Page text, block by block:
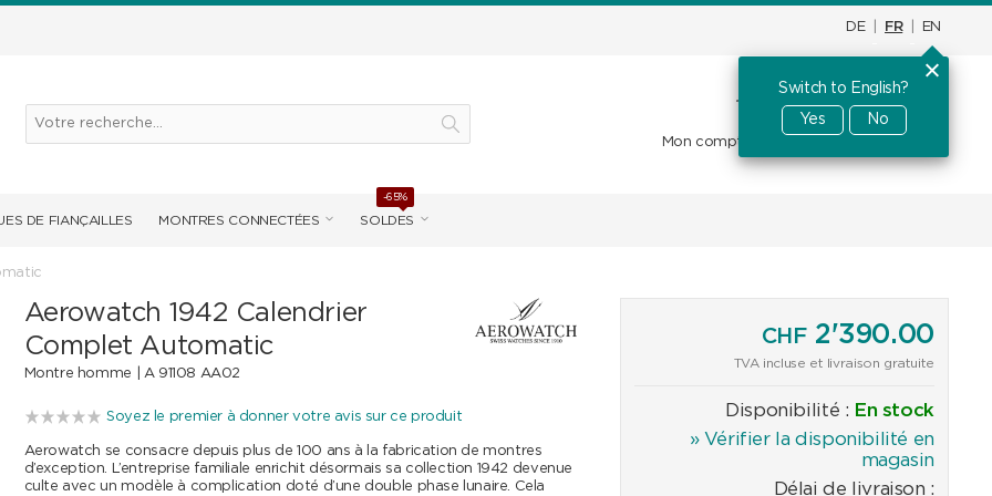
DE FR EN
Switch to English?
Yes
No
Panier d'achat CHF0.00
Mon compte
DE FIANÇAILLES MONTRES CONNECTÉES SOLDES
-65%
Aerowatch 1942 Calendrier
Complet Automatic
Montre homme | A 91108 AA02
Soyez le premier à donner votre avis sur ce produit
Aerowatch se consacre depuis plus de 100 ans à la fabrication de montres
d’exception. L’entreprise familiale enrichit désormais sa collection 1942 devenue
culte avec un modèle à complication doté d’une double phase lunaire. Cela
CHF2'390.00
TVA incluse et livraison gratuite
Disponibilité : En stock
» Vérifier la disponibilité en
magasin
Délai de livraison :